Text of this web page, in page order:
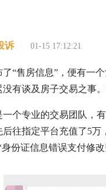
诉 01-15 17:12:21
“售房信息”，便有一
有谈及房子交易之事
个专业的交易团队，
往指定平台充值了5
份证信息错误支付修